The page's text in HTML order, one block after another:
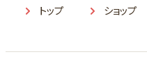
トップ ショップ